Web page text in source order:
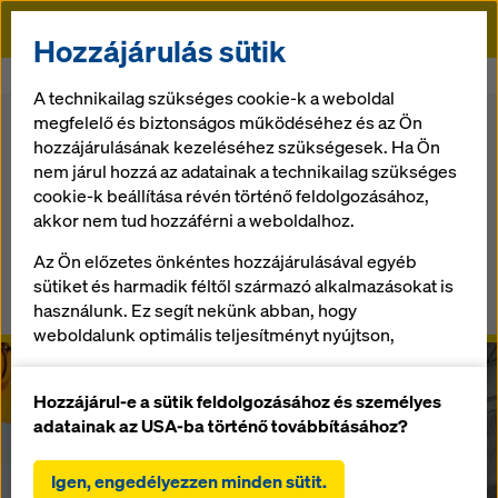
Doka
Vissza az áttekintéshez Áruház
Háromrétegű zsaluhéjak
Áttekintés
Használati útmutatók, dokumentumok és videók
Hozzájárulás sütik
A technikailag szükséges cookie-k a weboldal
megfelelő és biztonságos működéséhez és az Ön
hozzájárulásának kezeléséhez szükségesek. Ha Ön
nem járul hozzá az adatainak a technikailag szükséges
cookie-k beállítása révén történő feldolgozásához,
akkor nem tud hozzáférni a weboldalhoz.
Az Ön előzetes önkéntes hozzájárulásával egyéb
sütiket és harmadik féltől származó alkalmazásokat is
használunk. Ez segít nekünk abban, hogy
weboldalunk optimális teljesítményt nyújtson,
a weboldalunk funkcionalitásának folyamatos
javítása (funkcionális és statisztikai sütik),
folyamat zökkenőmentes lebonyolításának
Hozzájárul-e a sütik feldolgozásához és személyes
adatainak az USA-ba történő továbbításához?
Igen, engedélyezzen minden sütit.